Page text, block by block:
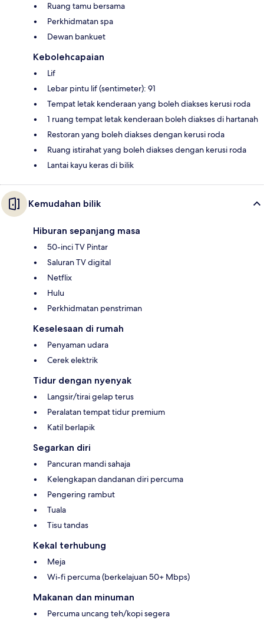
Ruang tamu bersama
Perkhidmatan spa
Dewan bankuet
Kebolehcapaian
Lif
Lebar pintu lif (sentimeter): 91
Tempat letak kenderaan yang boleh diakses kerusi roda
1 ruang tempat letak kenderaan boleh diakses di hartanah
Restoran yang boleh diakses dengan kerusi roda
Ruang istirahat yang boleh diakses dengan kerusi roda
Lantai kayu keras di bilik
Kemudahan bilik
Hiburan sepanjang masa
50-inci TV Pintar
Saluran TV digital
Netflix
Hulu
Perkhidmatan penstriman
Keselesaan di rumah
Penyaman udara
Cerek elektrik
Tidur dengan nyenyak
Langsir/tirai gelap terus
Peralatan tempat tidur premium
Katil berlapik
Segarkan diri
Pancuran mandi sahaja
Kelengkapan dandanan diri percuma
Pengering rambut
Tuala
Tisu tandas
Kekal terhubung
Meja
Wi-fi percuma (berkelajuan 50+ Mbps)
Makanan dan minuman
Percuma uncang teh/kopi segera